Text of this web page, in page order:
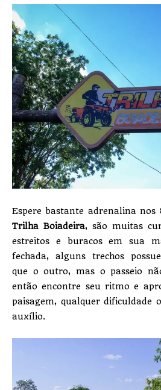
Espere bastante adrenalina nos
Trilha Boiadeira, são muitas
estreitos e buracos em sua
fechada, alguns trechos
que o outro, mas o passeio
então encontre seu ritmo e
paisagem, qualquer dificuldade
auxílio.